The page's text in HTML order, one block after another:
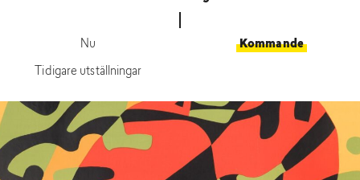
Nu Kommande
Tidigare utställningar